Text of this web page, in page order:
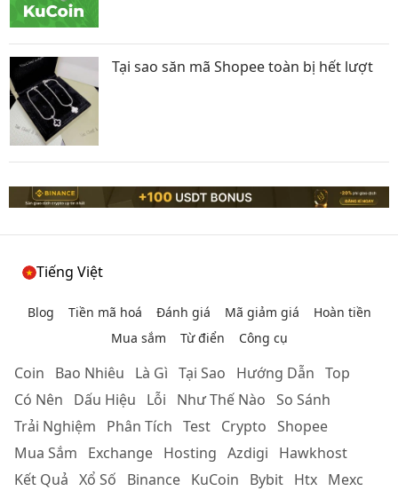
Tại sao săn mã Shopee toàn bị hết lượt
Tiếng Việt
Blog Tiền mã hoá Đánh giá Mã giảm giá
Hoàn tiền
Mua sắm
Từ điển Công cụ
Coin Bao Nhiêu Là Gì Tại Sao Hướng Dẫn Top
Có Nên
Dấu Hiệu Lỗi Như Thế Nào So Sánh
Trải Nghiệm
Phân Tích Test Crypto Shopee
Mua Sắm
Exchange Hosting Azdigi
Hawkhost
Kết Quả Xổ Số Binance KuCoin Bybit Htx Mexc